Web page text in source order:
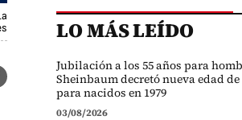
LO MÁS LEÍDO
Jubilación a los 55 años para
Sheinbaum decretó nueva edad
para nacidos en 1979
03/08/2026